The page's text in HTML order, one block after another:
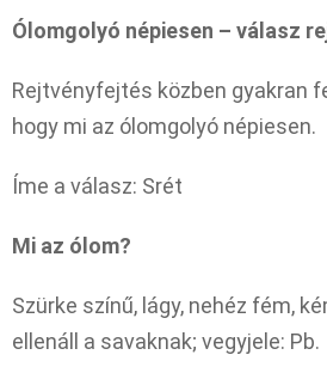
Ólomgolyó népiesen – válasz
Rejtvényfejtés közben gyakran
hogy mi az ólomgolyó népiesen.
Íme a válasz: Srét
Mi az ólom?
Szürke színű, lágy, nehéz fém,
ellenáll a savaknak; vegyjele: Pb.